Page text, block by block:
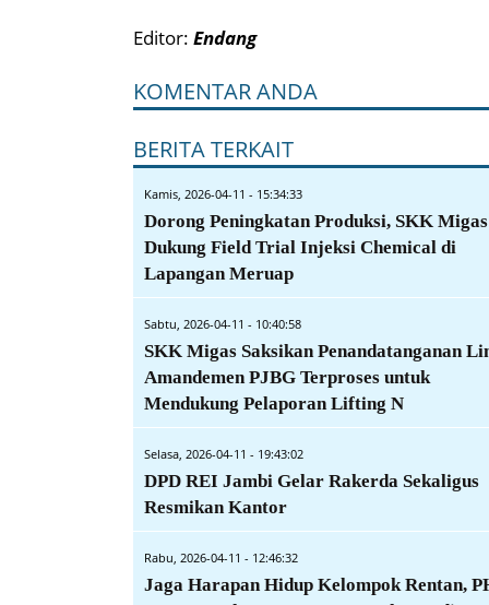
Editor: Endang
KOMENTAR ANDA
BERITA TERKAIT
Kamis, 2026-04-11 - 15:34:33
Dorong Peningkatan Produksi, SKK Migas
Dukung Field Trial Injeksi Chemical di
Lapangan Meruap
Sabtu, 2026-04-11 - 10:40:58
SKK Migas Saksikan Penandatanganan
Amandemen PJBG Terproses untuk
Mendukung Pelaporan Lifting N
Selasa, 2026-04-11 - 19:43:02
DPD REI Jambi Gelar Rakerda Sekaligus
Resmikan Kantor
Rabu, 2026-04-11 - 12:46:32
Jaga Harapan Hidup Kelompok Rentan,